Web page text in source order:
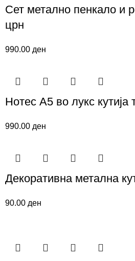
Сет метално пенкало
црн
990.00 ден
Нотес A5 во лукс кутија
990.00 ден
Декоративна метална
90.00 ден